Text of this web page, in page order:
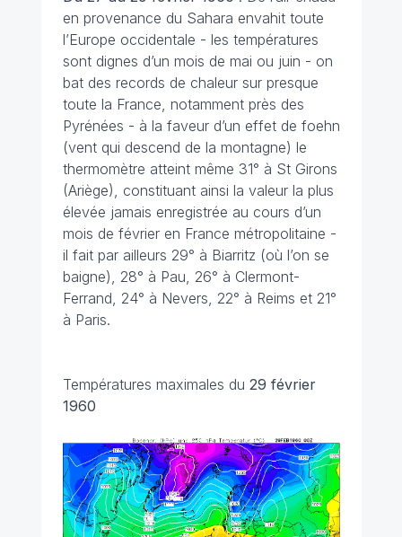
en provenance du Sahara envahit toute
l’Europe occidentale - les températures
sont dignes d’un mois de mai ou juin - on
bat des records de chaleur sur presque
toute la France, notamment près des
Pyrénées - à la faveur d’un effet de foehn
(vent qui descend de la montagne) le
thermomètre atteint même 31° à St Girons
(Ariège), constituant ainsi la valeur la plus
élevée jamais enregistrée au cours d’un
mois de février en France métropolitaine -
il fait par ailleurs 29° à Biarritz (où l’on se
baigne), 28° à Pau, 26° à Clermont-
Ferrand, 24° à Nevers, 22° à Reims et 21°
à Paris.
Températures maximales du 29 février
1960